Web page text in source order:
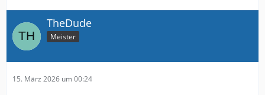
TheDude
Meister
15. März 2026 um 00:24